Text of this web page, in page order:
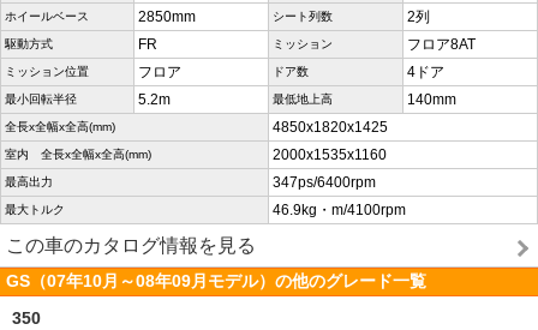
ホイールベース 2850mm シート列数 2列
駆動方式 FR ミッション フロア8AT
ミッション位置 フロア ドア数 4ドア
最小回転半径 5.2m 最低地上高 140mm
全長x全幅x全高(mm) 4850x1820x1425
室内 全長x全幅x全高(mm) 2000x1535x1160
最高出力 347ps/6400rpm
最大トルク 46.9kg・m/4100rpm
この車のカタログ情報を見る
GS（07年10月～08年09月モデル）の他のグレード一覧
350